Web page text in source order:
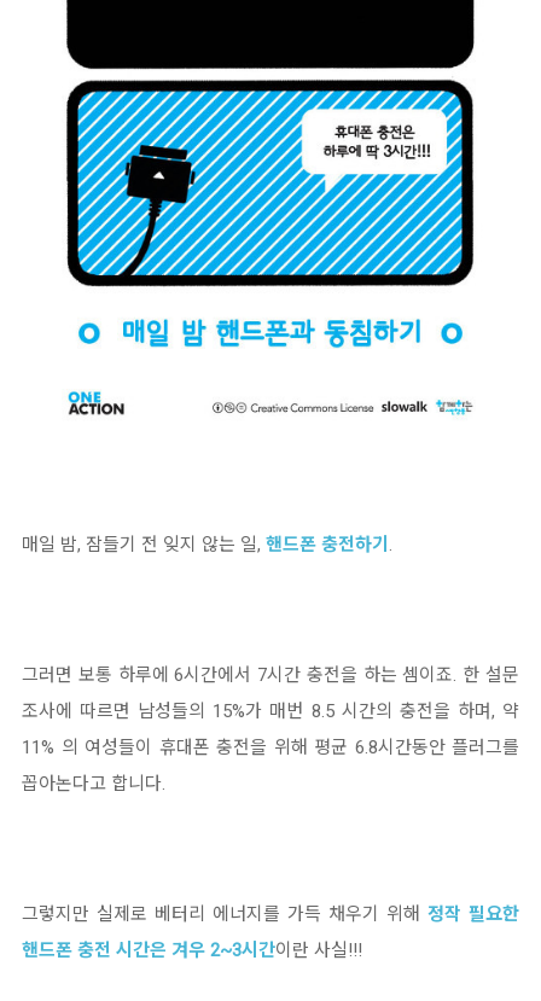
매일 밤, 잠들기 전 잊지 않는 일, 핸드폰 충전하기 .
그러면 보통 하루에 6시간에서 7시간 충전을 하는 셈이죠. 한 설문
조사에 따르면 남성들의 15%가 매번 8.5 시간의 충전을 하며, 약
11% 의 여성들이 휴대폰 충전을 위해 평균 6.8시간동안 플러그를
꼽아논다고 합니다.
그렇지만 실제로 베터리 에너지를 가득 채우기 위해 정작 필요한
핸드폰 충전 시간은 겨우 2~3시간이란 사실!!!